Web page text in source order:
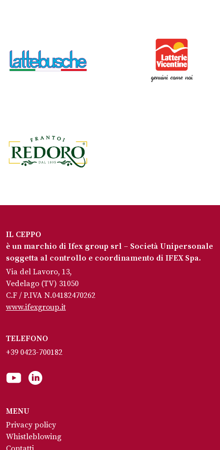
IL CEPPO
è un marchio di Ifex group srl – Società Unipersonale
soggetta al controllo e coordinamento di IFEX Spa.
Via del Lavoro, 13,
Vedelago (TV) 31050
C.F / P.IVA N.04182470262
www.ifexgroup.it
TELEFONO
+39 0423-700182
MENU
Privacy policy
Whistleblowing